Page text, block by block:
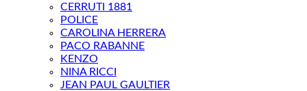
CERRUTI 1881
POLICE
CAROLINA HERRERA
PACO RABANNE
KENZO
NINA RICCI
JEAN PAUL GAULTIER